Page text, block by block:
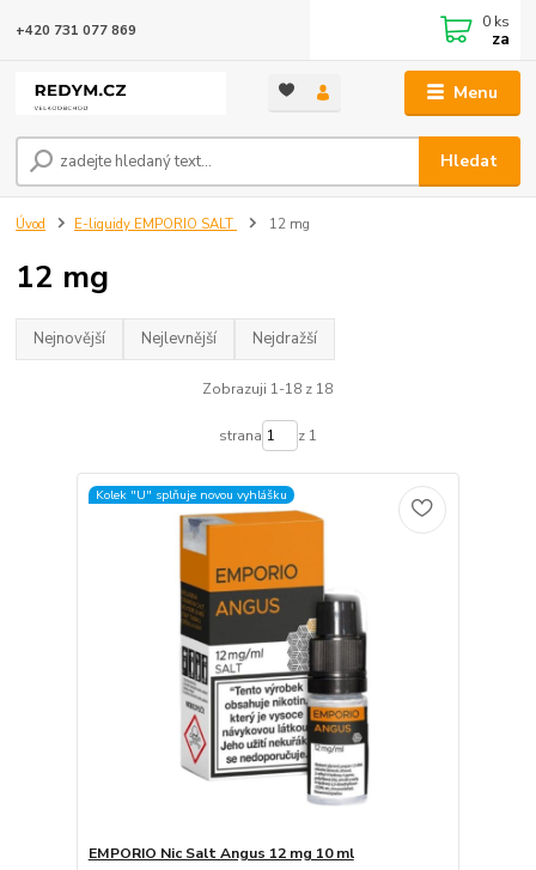
Menu
Hledat
+420 731 077 869 0 ks
za
Úvod E-liquidy EMPORIO SALT 12 mg
12 mg
Nejnovější Nejlevnější Nejdražší
Zobrazuji 1-18 z 18
strana z 1
Kolek "U" splňuje novou vyhlášku
EMPORIO Nic Salt Angus 12 mg 10 ml